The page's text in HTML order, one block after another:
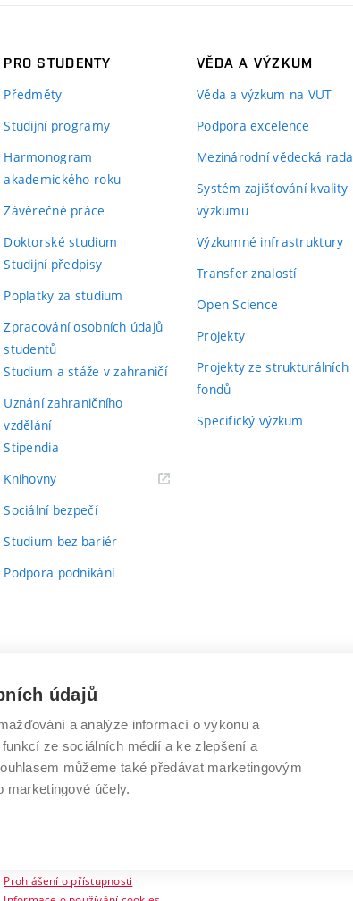
PRO STUDENTY
Předměty
Studijní programy
Harmonogram
akademického roku
Závěrečné práce
Doktorské studium
Studijní předpisy
Poplatky za studium
Zpracování osobních údajů
studentů
Studium a stáže v zahraničí
Uznání zahraničního
vzdělání
Stipendia
Knihovny(externí
Sociální bezpečí
Studium bez bariér
Podpora podnikání
VĚDA A VÝZKUM
Věda a výzkum na VUT
Podpora excelence
Mezinárodní vědecká rada
Systém zajišťování kvality
výzkumu
Výzkumné infrastruktury
Transfer znalostí
Open Science
Projekty
Projekty ze strukturálních
fondů
Specifický výzkum
VYSOKÉ UČENÍ TECHNICKÉ V BRNĚ
Antonínská 548/1
602 00 Brno
www.vut.cz
Prohlášení o přístupnosti
údajů
a analýze informací o výkonu a
ze sociálních médií a ke zlepšení a
můžeme také předávat marketingovým
marketingové účely.